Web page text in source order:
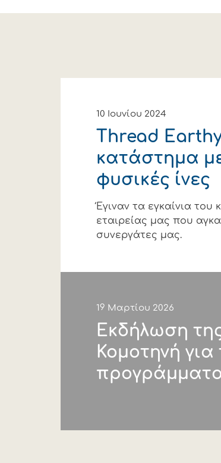
10 Ιουνίου 2024
Thread
κατάστημα
φυσικές ίνες
Έγιναν τα εγκαίνια
εταιρείας μας που
συνεργάτες μας.
19 Μαρτίου 2026
Εκδήλωση
Κομοτηνή για